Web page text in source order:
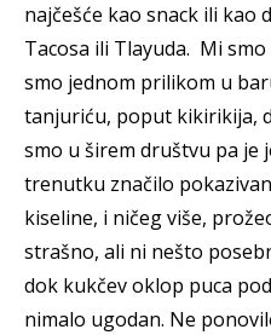
najčešće kao snack ili kao
Tacosa ili Tlayuda. Mi
smo jednom prilikom u
tanjuriću, poput kikirikija,
smo u širem društvu pa je
trenutku značilo
kiseline, i ničeg više,
strašno, ali ni nešto
dok kukčev oklop puca
nimalo ugodan. Ne